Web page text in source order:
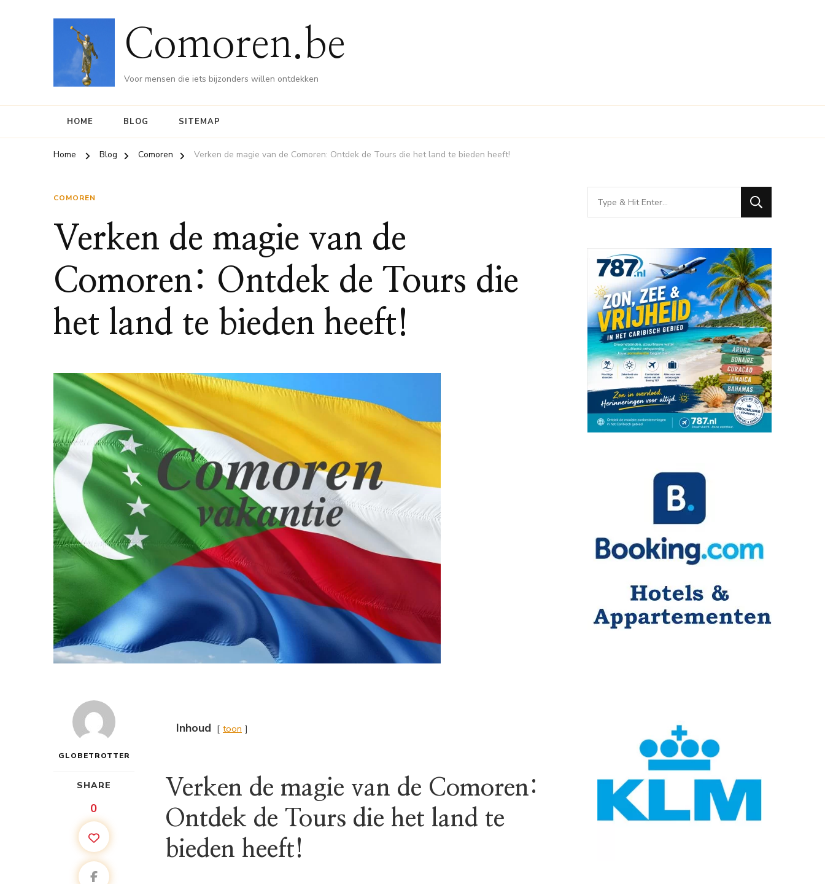
Comoren.be
Voor mensen die iets bijzonders willen ontdekken
HOME BLOG SITEMAP
Home Blog Comoren Verken de magie van de Comoren: Ontdek de Tours die het land te bieden heeft!
COMOREN
Verken de magie van de
Comoren: Ontdek de Tours die
het land te bieden heeft!
GLOBETROTTER
SHARE
0
Inhoud toon
Verken de magie van de Comoren:
Ontdek de Tours die het land te
bieden heeft!
Looking
for